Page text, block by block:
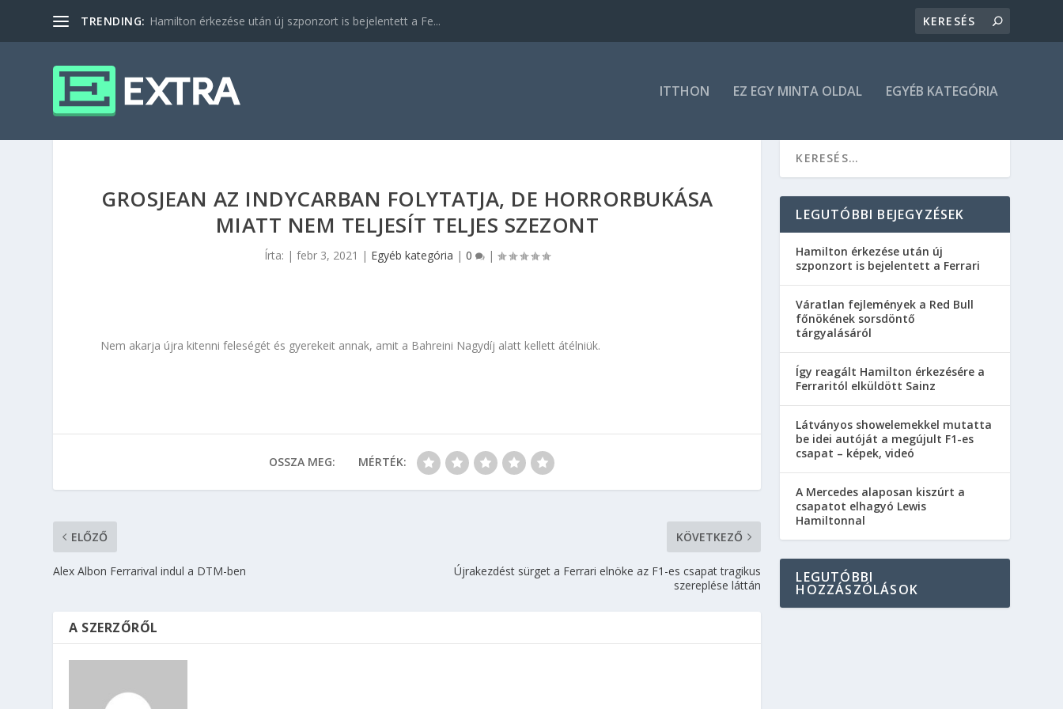
TRENDING: Hamilton érkezése után új szponzort is bejelentett a Fe...
ITTHON EZ EGY MINTA OLDAL EGYÉB KATEGÓRIA
GROSJEAN AZ INDYCARBAN FOLYTATJA, DE HORRORBUKÁSA
MIATT NEM TELJESÍT TELJES SZEZONT
Írta: |febr 3, 2021 | Egyéb kategória |0 |
Nem akarja újra kitenni feleségét és gyerekeit annak, amit a Bahreini Nagydíj alatt kellett átélniük.
OSSZA MEG: MÉRTÉK:
ELŐZŐ
Alex Albon Ferrarival indul a DTM-ben
KÖVETKEZŐ
Újrakezdést sürget a Ferrari elnöke az F1-es csapat tragikus
szereplése láttán
A SZERZŐRŐL
LEGUTÓBBI BEJEGYZÉSEK
Hamilton érkezése után új
szponzort is bejelentett a Ferrari
Váratlan fejlemények a Red Bull
főnökének sorsdöntő
tárgyalásáról
Így reagált Hamilton érkezésére a
Ferraritól elküldött Sainz
Látványos showelemekkel mutatta
be idei autóját a megújult F1-es
csapat – képek, videó
A Mercedes alaposan kiszúrt a
csapatot elhagyó Lewis
Hamiltonnal
LEGUTÓBBI
HOZZÁSZÓLÁSOK